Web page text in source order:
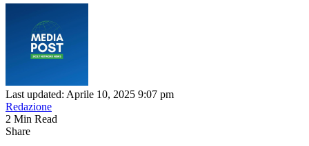
Last updated: Aprile 10, 2025 9:07 pm
Redazione
2 Min Read
Share